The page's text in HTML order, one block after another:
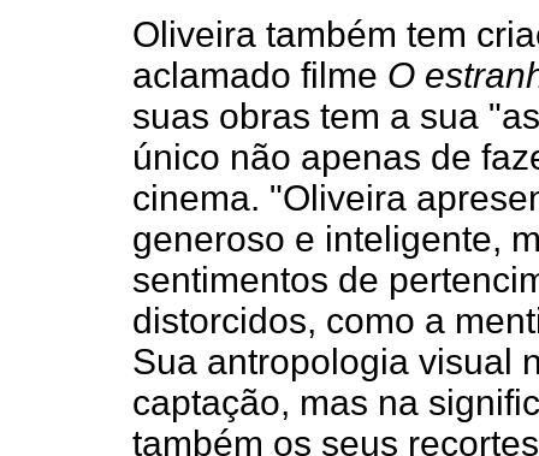
Oliveira também tem
aclamado filme O
suas obras tem a sua
único não apenas de
cinema. "Oliveira
generoso e inteligente,
sentimentos de
distorcidos, como a
Sua antropologia visual
captação, mas na
também os seus